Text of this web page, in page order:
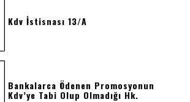
Kdv İstisnası 13/a
Bankalarca Ödenen Promosyonun
Kdv’ye Tabi Olup Olmadığı Hk.